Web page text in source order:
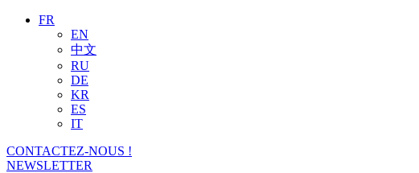
FR
EN
中文
RU
DE
KR
ES
IT
CONTACTEZ-NOUS !
NEWSLETTER